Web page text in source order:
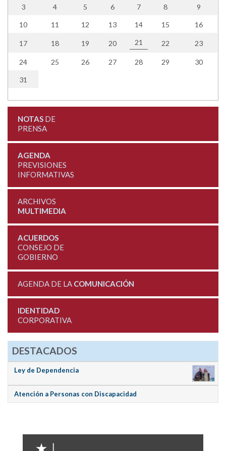
3 4 5 6 7 8 9
10 11 12 13 14 15 16
17 18 19 20 21 22 23
24 25 26 27 28 29 30
31
NOTASDE
PRENSA
AGENDA
PREVISIONES
INFORMATIVAS
ARCHIVOS
MULTIMEDIA
ACUERDOS
CONSEJO DE
GOBIERNO
AGENDA DE LA COMUNICACIÓN
IDENTIDAD
CORPORATIVA
DESTACADOS
Ley de Dependencia
Atención a Personas con Discapacidad